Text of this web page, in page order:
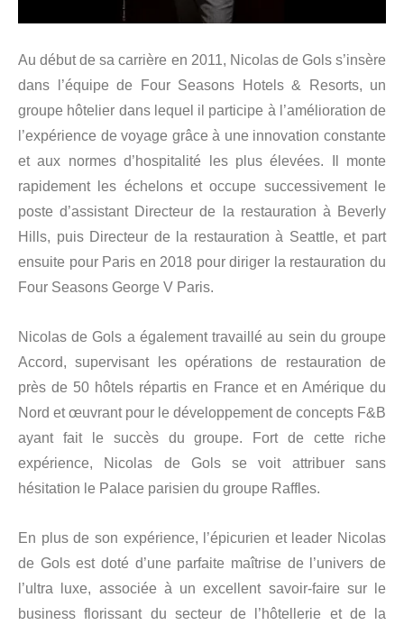
Au début de sa carrière en 2011, Nicolas de Gols s’insère
dans l’équipe de Four Seasons Hotels & Resorts, un
groupe hôtelier dans lequel il participe à l’amélioration de
l’expérience de voyage grâce à une innovation constante
et aux normes d’hospitalité les plus élevées. Il monte
rapidement les échelons et occupe successivement le
poste d’assistant Directeur de la restauration à Beverly
Hills, puis Directeur de la restauration à Seattle, et part
ensuite pour Paris en 2018 pour diriger la restauration du
Four Seasons George V Paris.
Nicolas de Gols a également travaillé au sein du groupe
Accord, supervisant les opérations de restauration de
près de 50 hôtels répartis en France et en Amérique du
Nord et œuvrant pour le développement de concepts F&B
ayant fait le succès du groupe. Fort de cette riche
expérience, Nicolas de Gols se voit attribuer sans
hésitation le Palace parisien du groupe Raffles.
En plus de son expérience, l’épicurien et leader Nicolas
de Gols est doté d’une parfaite maîtrise de l’univers de
l’ultra luxe, associée à un excellent savoir-faire sur le
business florissant du secteur de l’hôtellerie et de la